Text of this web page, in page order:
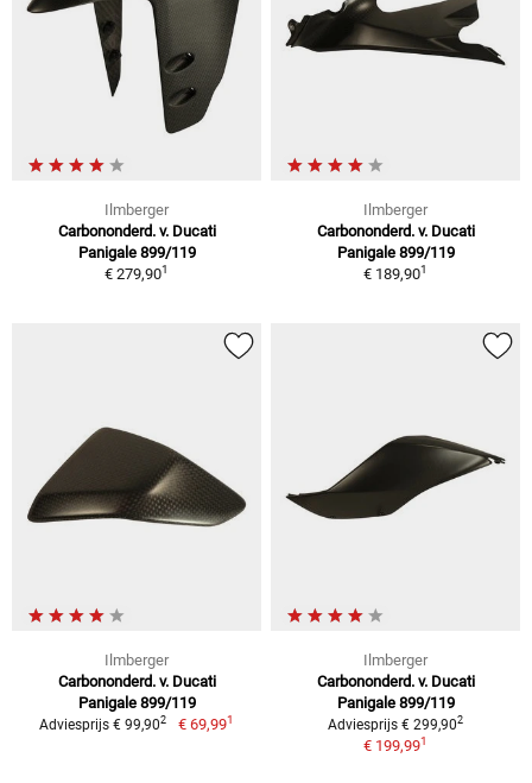
Ilmberger
Carbononderd. v. Ducati
Panigale 899/119
€ 279,901
Ilmberger
Carbononderd. v. Ducati
Panigale 899/119
€ 189,901
Ilmberger
Carbononderd. v. Ducati
Panigale 899/119
Adviesprijs € 99,902 € 69,991
Ilmberger
Carbononderd. v. Ducati
Panigale 899/119
Adviesprijs € 299,902
€ 199,991